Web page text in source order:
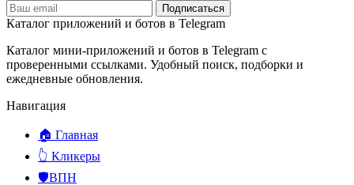
Подписаться
Каталог приложений и ботов в Telegram
Каталог мини-приложений и ботов в Telegram с
проверенными ссылками. Удобный поиск, подборки и
ежедневные обновления.
Навигация
🏠 Главная
👆 Кликеры
🛡️ВПН